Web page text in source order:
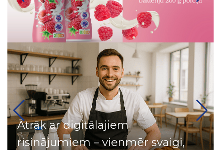
Ātrāk ar digitālajiem
risinājumiem – vienmēr svaigi,